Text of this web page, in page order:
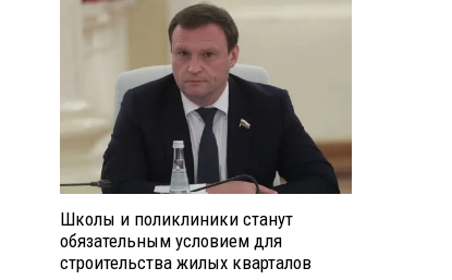
Школы и поликлиники станут
обязательным условием для
строительства жилых кварталов